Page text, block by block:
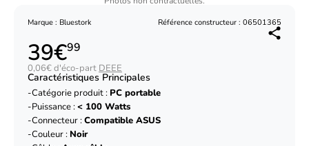
Marque : Bluestork Référence constructeur : 06501365
39€99
0,06€ d'éco-part DEEE
Caractéristiques Principales
Catégorie produit : PC portable
Puissance :< 100 Watts
Connecteur :Compatible ASUS
Couleur : Noir